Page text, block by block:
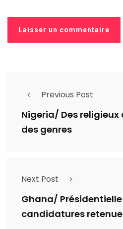
Previous Post
Nigeria/ Des
des genres
Next Post
Ghana/ Présidentielle
candidatures